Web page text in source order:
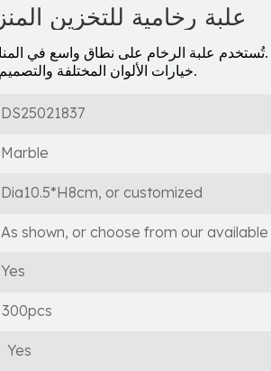
علبة رخامية للتخزين
تُستخدم علبة الرخام على نطاق واسع فيالتخزين والديكور المنزلي.
خيارات الألوان المختلفة والتصميم المخصص موضع ترحيب حار.
DS25021837
Marble
Dia10.5*H8cm, or customized
As shown, or choose from our
Yes
300pcs
Yes